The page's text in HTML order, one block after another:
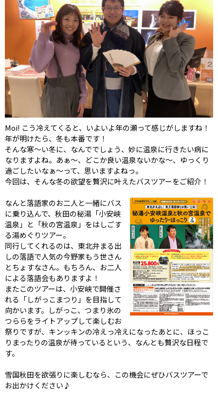
Moi! こう冷えてくると、いよいよ年の瀬って感じがしますね！
年が明けたら、冬も本番です！
そんな寒～い冬に、なんででしょう、妙に温泉に行きたい病に
なりますよね。あぁ～、どこか良い温泉ないかな～、ゆっくり
過ごしたいなぁ～って、思いますよねっ。
今回は、そんな冬の欲望を贅沢に叶えたバスツアーをご紹介！
なんと落語家のお二人と一緒にバス
に乗り込んで、秋田の秘湯「小安峡
温泉」と「秋の宮温泉」をはしごす
る湯めぐりツアー。
同行してくれるのは、東北弁まる出
しの落語で人気の今野家もう世さん
とちょすなさん。もちろん、お二人
による落語会もありますよ！
またこのツアーは、小安峡で開催さ
れる「しがっこまつり」を目指して
向かいます。しがっこ、つまり氷の
つららをライトアップして楽しむお
祭りですが、キンッキンの冷えっ冷えになったあとに、ほっこ
りまったりの温泉が待っているという、なんとも贅沢な日程で
す。
雪国秋田を欲張りに楽しむなら、この機会にぜひバスツアーで
お出かけください♪